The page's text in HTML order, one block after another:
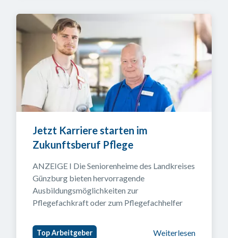
Jetzt Karriere starten im
Zukunftsberuf Pflege
ANZEIGE I Die Seniorenheime des Landkreises
Günzburg bieten hervorragende
Ausbildungsmöglichkeiten zur
Pflegefachkraft oder zum Pflegefachhelfer
Top Arbeitgeber Weiterlesen